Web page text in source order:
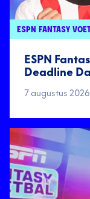
ESPN FANTASY
ESPN
Deadline
7 augustus 2026